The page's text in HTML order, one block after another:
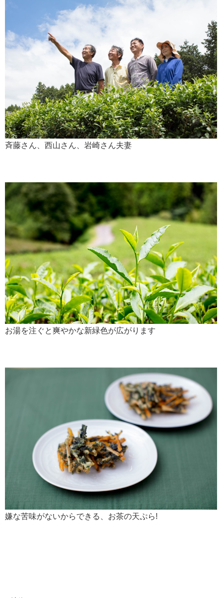
斉藤さん、西山さん、岩崎さん夫妻
お湯を注ぐと爽やかな新緑色が広がります
嫌な苦味がないからできる、お茶の天ぷら!